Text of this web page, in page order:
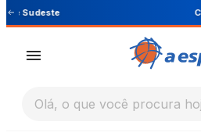
Cupom PRIMEIRA10
Olá, o que você procura